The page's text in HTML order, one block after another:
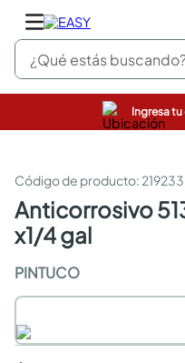
¿Qué estás buscando?
Ingresa
:
anticorrosivo 513 primer verde oliva
x1/4 gal
PINTUCO
closet
sanitarios
comedor
escritorio
comedores
armarios closet